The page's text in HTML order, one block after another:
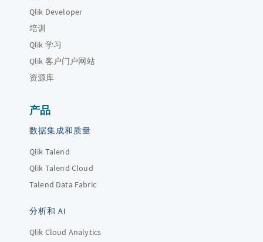
Qlik Developer
培训
Qlik 学习
Qlik 客户门户网站
资源库
产品
数据集成和质量
Qlik Talend
Qlik Talend Cloud
Talend Data Fabric
分析和 AI
Qlik Cloud Analytics